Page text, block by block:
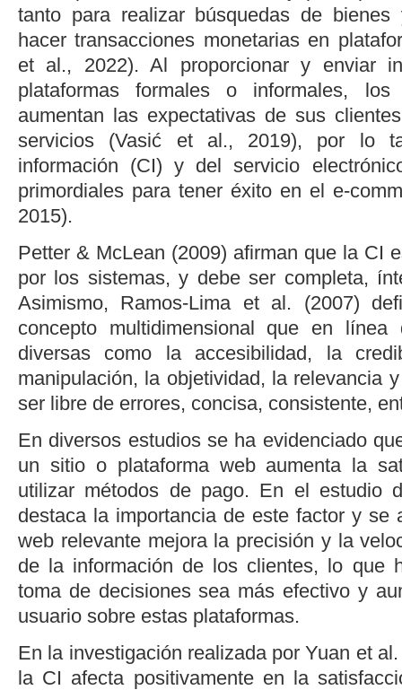
tanto para realizar búsquedas de
hacer transacciones monetarias en
et al., 2022). Al proporcionar y enviar
plataformas formales o informales,
aumentan las expectativas de sus
servicios (Vasić et al., 2019), por lo
información (CI) y del servicio
primordiales para tener éxito en el e-
2015).
Petter & McLean (2009) afirman que la CI
por los sistemas, y debe ser completa,
Asimismo, Ramos-Lima et al. (2007)
concepto multidimensional que en línea
diversas como la accesibilidad, la
manipulación, la objetividad, la relevancia
ser libre de errores, concisa, consistente,
En diversos estudios se ha evidenciado
un sitio o plataforma web aumenta la
utilizar métodos de pago. En el estudio
destaca la importancia de este factor y se
web relevante mejora la precisión y la
de la información de los clientes, lo que
toma de decisiones sea más efectivo y
usuario sobre estas plataformas.
En la investigación realizada porYuan et al
la CI afecta positivamente en la